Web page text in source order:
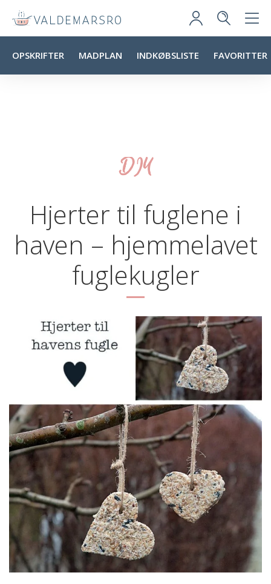
OPSKRIFTER MADPLAN INDKØBSLISTE FAVORITTER
DIY
Hjerter til fuglene i
haven – hjemmelavet
fuglekugler